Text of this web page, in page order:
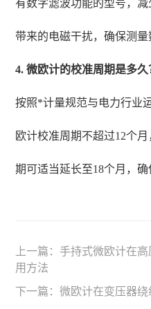
有数字滤波功能的型号，
带来的电磁干扰，确保测量
4. 微欧计的校准周期是多久
按照*计量规范与电力行业
欧计校准周期不超过12个
期可适当延长至18个月，确
上一篇： 手持式微欧计在
用方法
下一篇：微欧计在变压器